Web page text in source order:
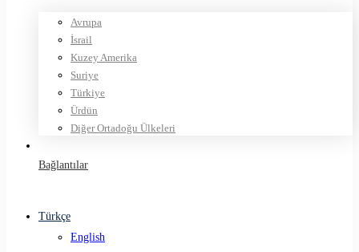
Avrupa
İsrail
Kuzey Amerika
Suriye
Türkiye
Ürdün
Diğer Ortadoğu Ülkeleri
Bağlantılar
Türkçe
English